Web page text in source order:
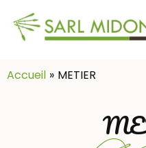
Accueil
METIER